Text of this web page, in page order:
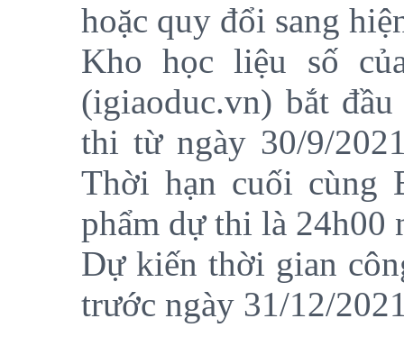
hoặc quy đổi sang
Kho học liệu số
(igiaoduc.vn) bắt
thi từ ngày 30/9/
Thời hạn cuối cùng
phẩm dự thi là 24h00
Dự kiến thời gian
trước ngày 31/12/